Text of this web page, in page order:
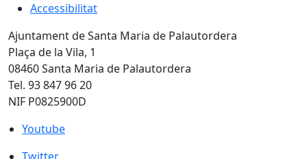
Accessibilitat
Ajuntament de Santa Maria de Palautordera
Plaça de la Vila, 1
08460 Santa Maria de Palautordera
Tel. 93 847 96 20
NIF P0825900D
Youtube
Youtube
Twitter